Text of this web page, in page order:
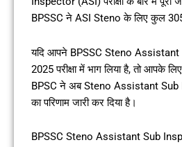
BPSSC ने ASI Steno के लिए कुल 305
यदि आपने BPSSC Steno
2025 परीक्षा में भाग लिया है, तो आपके
BPSC ने अब Steno Assistant Sub
का परिणाम जारी कर दिया है।
BPSSC Steno Assistant Sub